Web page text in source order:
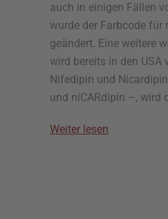
auch in einigen Fällen
wurde der Farbcode
geändert. Eine weitere
wird bereits in den USA
Nifedipin und
und niCARdipin –, wird
Weiter lesen